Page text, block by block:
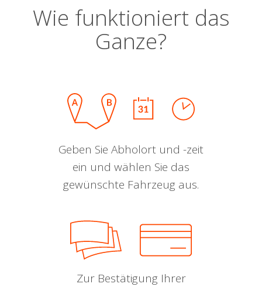
Wie funktioniert das
Ganze?
Geben Sie Abholort und -zeit
ein und wählen Sie das
gewünschte Fahrzeug aus.
Zur Bestätigung Ihrer